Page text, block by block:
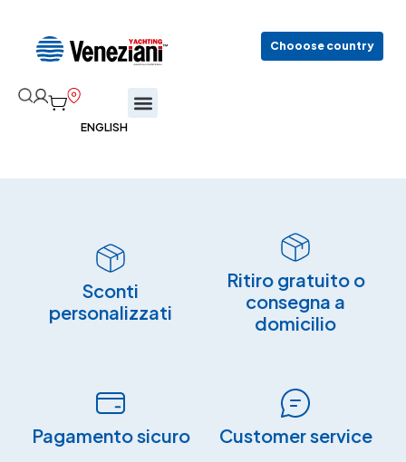
Chooose country
Sconti
personalizzati
Ritiro gratuito o
consegna a
domicilio
Pagamento sicuro​ Customer service